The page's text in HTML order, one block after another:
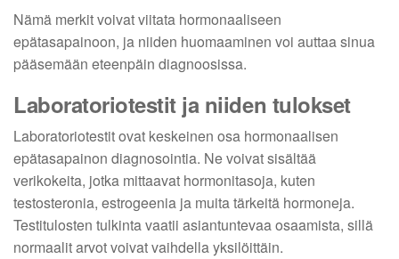
Nämä merkit voivat viitata hormonaaliseen
epätasapainoon, ja niiden huomaaminen voi auttaa sinua
pääsemään eteenpäin diagnoosissa.
Laboratoriotestit ja niiden tulokset
Laboratoriotestit ovat keskeinen osa hormonaalisen
epätasapainon diagnosointia. Ne voivat sisältää
verikokeita, jotka mittaavat hormonitasoja, kuten
testosteronia, estrogeenia ja muita tärkeitä hormoneja.
Testitulosten tulkinta vaatii asiantuntevaa osaamista, sillä
normaalit arvot voivat vaihdella yksilöittäin.